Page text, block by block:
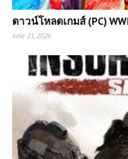
ดาวน์โหลดเกมส์ (PC)
June 21, 2026